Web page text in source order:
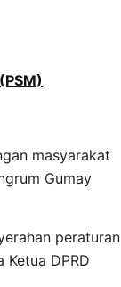
masyarakat
Gumay
peraturan
DPRD